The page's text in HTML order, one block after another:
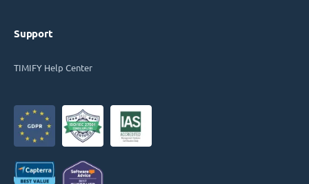
Support
TIMIFY Help Center